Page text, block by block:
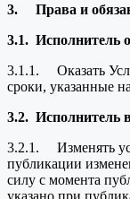
3. Права и
3.1. Исполнитель
3.1.1. Оказать
сроки, указанные
3.2. Исполнитель
3.2.1. Изменять
публикации
силу с момента
указано при